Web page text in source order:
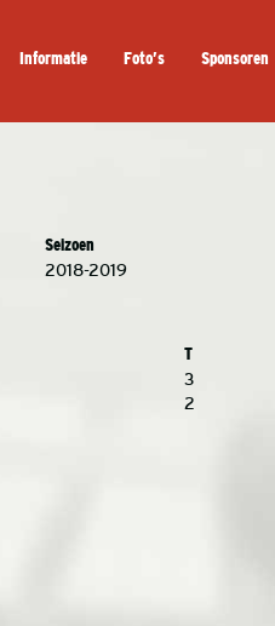
Informatie Foto’s Sponsoren
Seizoen
2018-2019
T
3
2